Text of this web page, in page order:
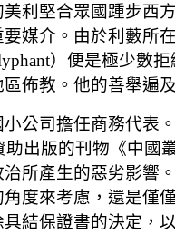
利堅合眾國踵步西
媒介。由於利藪所
）便是極少數
佈教。他的善舉遍
公司擔任商務代表
助出版的刊物《中國
所產生的惡劣影響
度來考慮，還是僅
結保證書的決定，